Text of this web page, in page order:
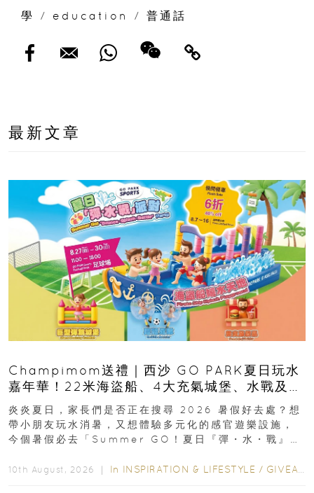
學
/ education / 普通話
最新文章
Champimom送禮｜西沙 GO PARK夏日玩水
嘉年華！22米海盜船、4大充氣城堡、水戰及門
票優惠全攻略
炎炎夏日，家長們是否正在搜尋 2026 暑假好去處？想
帶小朋友玩水消暑，又想體驗多元化的感官遊樂設施，
今個暑假必去「Summer GO！夏日『彈・水・戰』派
10th August, 2026 ｜ In INSPIRATION & LIFESTYLE / GIVEAWAY